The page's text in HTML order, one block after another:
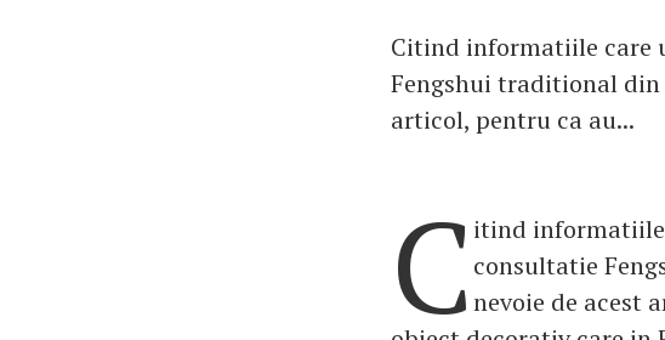
Citind informatiile care
Fengshui traditional din
articol, pentru ca au...
C itind informatiile
consultatie
nevoie de acest